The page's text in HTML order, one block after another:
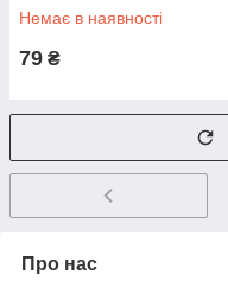
Немає в наявності
79 ₴
Про нас